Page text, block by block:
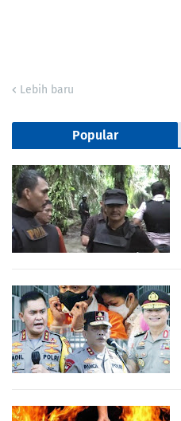
Lebih baru
Popular